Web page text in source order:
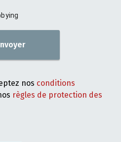
nos conditions
règles de protection des